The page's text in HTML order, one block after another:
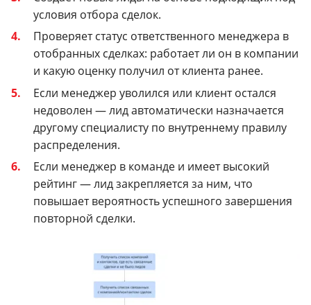
условия отбора сделок.
Проверяет статус ответственного менеджера в
отобранных сделках: работает ли он в компании
и какую оценку получил от клиента ранее.
Если менеджер уволился или клиент остался
недоволен — лид автоматически назначается
другому специалисту по внутреннему правилу
распределения.
Если менеджер в команде и имеет высокий
рейтинг — лид закрепляется за ним, что
повышает вероятность успешного завершения
повторной сделки.